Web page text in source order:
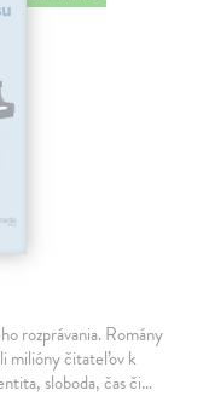
rozprávania. Romány
milióny čitateľov k
sloboda, čas či…